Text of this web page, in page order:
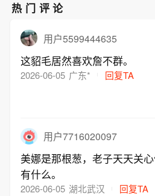
热门评论
用户5599444635
这貂毛居然喜欢詹不群。
2026-06-05 广东* 回复TA
用户7716020097
美娜是那根葱，老子天天关
有什么。
2026-06-05 湖北武汉 回复TA